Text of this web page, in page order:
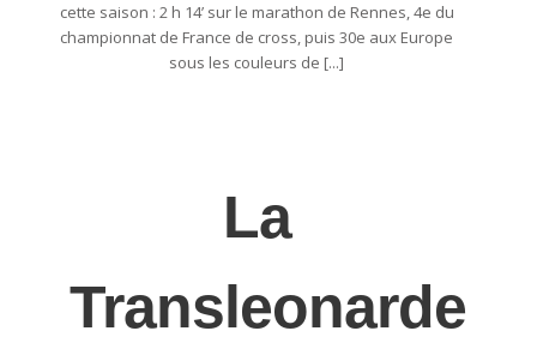
cette saison : 2 h 14’ sur le marathon de Rennes, 4e du
championnat de France de cross, puis 30e aux Europe
sous les couleurs de [...]
La
Transleonarde